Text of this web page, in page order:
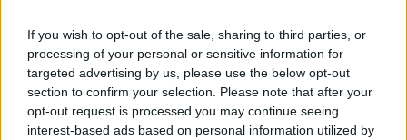
If you wish to opt-out of the sale, sharing to third parties, or
processing of your personal or sensitive information for
targeted advertising by us, please use the below opt-out
section to confirm your selection. Please note that after your
opt-out request is processed you may continue seeing
interest-based ads based on personal information utilized by
ar pasakyti, bet jis pabrėžė, kad jam yra
brangus jo senelio atminimas.
Viena vertus – gerai, kad jis pripažįsta, jog